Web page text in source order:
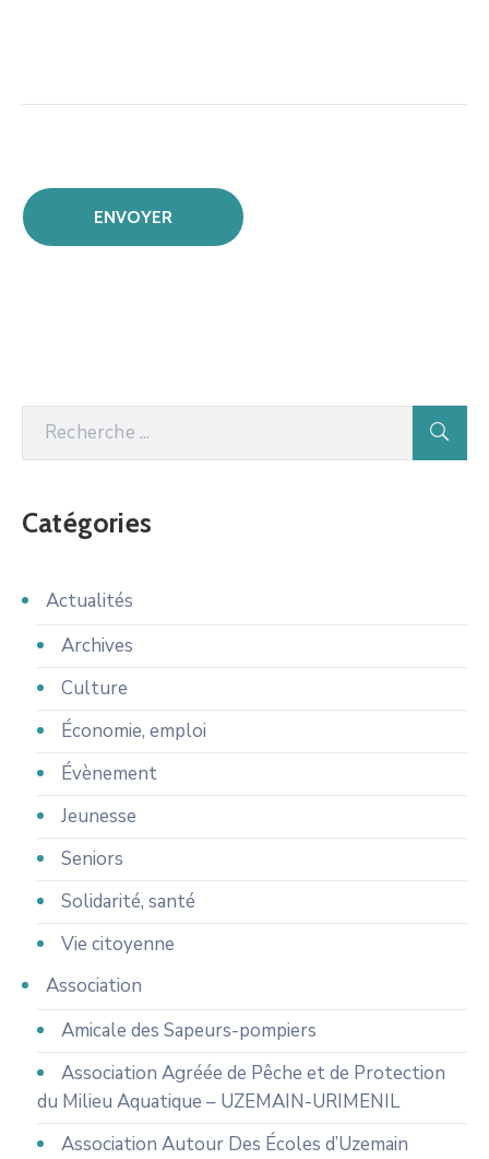
Catégories
Actualités
Archives
Culture
Économie, emploi
Évènement
Jeunesse
Seniors
Solidarité, santé
Vie citoyenne
Association
Amicale des Sapeurs-pompiers
Association Agréée de Pêche et de Protection
du Milieu Aquatique – UZEMAIN-URIMENIL
Association Autour Des Écoles d’Uzemain